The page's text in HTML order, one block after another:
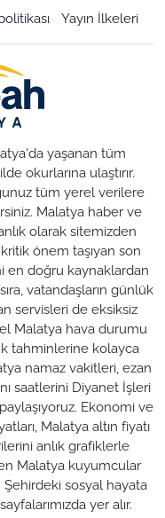
Yayın İlkeleri
yaşanan tüm
okurlarına ulaştırır.
tüm yerel verilere
Malatya haber ve
olarak sitemizden
önem taşıyan son
en doğru kaynaklardan
sıra, vatandaşların günlük
servisleri de eksiksiz
Malatya hava durumu
tahminlerine kolayca
namaz vakitleri, ezan
saatlerini Diyanet İşleri
Ekonomi ve
Malatya altın fiyatı
anlık grafiklerle
Malatya kuyumcular
Şehirdeki sosyal hayata
yer alır.